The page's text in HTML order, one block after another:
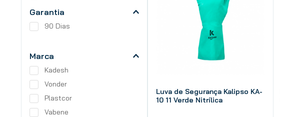
Preta
Fumê
Garantia
90 Dias
Marca
Kadesh
Vonder
Plastcor
Vabene
Luva de Segurança Kalipso KA-
10 11 Verde Nitrílica